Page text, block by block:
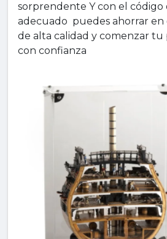
sorprendente Y con el código
adecuado puedes ahorrar en
de alta calidad y comenzar
con confianza